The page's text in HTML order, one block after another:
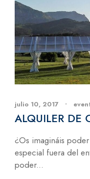
julio 10, 2017 •
ALQUILER DE
¿Os imagináis
especial fuera del
poder...